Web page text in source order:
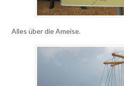
Alles über die Ameise.